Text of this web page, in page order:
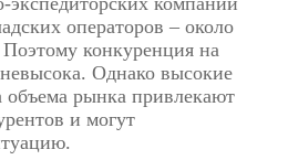
операторов – около
конкуренция на
Однако высокие
объема рынка привлекают
и могут